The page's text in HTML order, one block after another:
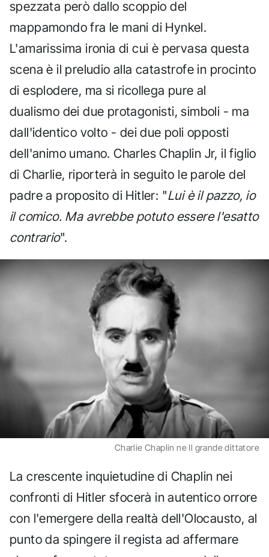
spezzata però dallo scoppio del
mappamondo fra le mani di Hynkel.
L'amarissima ironia di cui è pervasa questa
scena è il preludio alla catastrofe in procinto
di esplodere, ma si ricollega pure al
dualismo dei due protagonisti, simboli - ma
dall'identico volto - dei due poli opposti
dell'animo umano. Charles Chaplin Jr, il figlio
di Charlie, riporterà in seguito le parole del
padre a proposito di Hitler: "Lui è il pazzo, io
il comico. Ma avrebbe potuto essere l'esatto
contrario".
Charlie Chaplin ne Il grande dittatore
La crescente inquietudine di Chaplin nei
confronti di Hitler sfocerà in autentico orrore
con l'emergere della realtà dell'Olocausto, al
punto da spingere il regista ad affermare